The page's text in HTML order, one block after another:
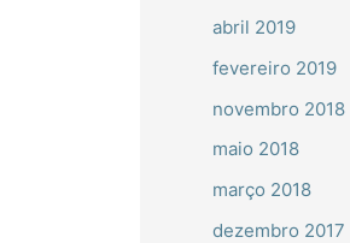
abril 2019
fevereiro 2019
novembro 2018
maio 2018
março 2018
dezembro 2017